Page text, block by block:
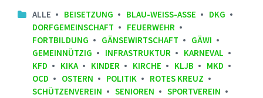
ALLE BEISETZUNG BLAU-WEISS-ASSE
DKG
DORFGEMEINSCHAFT
FEUERWEHR
FORTBILDUNG
GÄNSEWIRTSCHAFT
GÄWI
GEMEINNÜTZIG
INFRASTRUKTUR
KARNEVAL
KFD
KIKA KINDER KIRCHE KLJB
MKD
OCD
OSTERN POLITIK
ROTES KREUZ
SCHÜTZENVEREIN
SENIOREN
SPORTVEREIN